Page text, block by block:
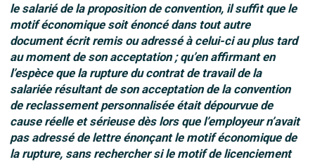
le salarié de la proposition de convention, il suffit que le
motif économique soit énoncé dans tout autre
document écrit remis ou adressé à celui-ci au plus tard
au moment de son acceptation ; qu’en affirmant en
l’espèce que la rupture du contrat de travail de la
salariée résultant de son acceptation de la convention
de reclassement personnalisée était dépourvue de
cause réelle et sérieuse dès lors que l’employeur n’avait
pas adressé de lettre énonçant le motif économique de
la rupture, sans rechercher si le motif de licenciement